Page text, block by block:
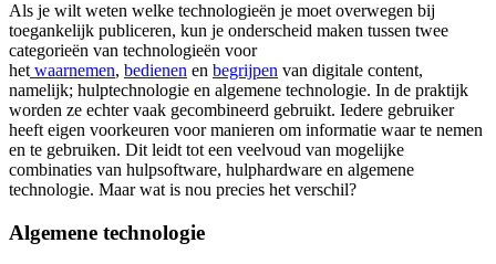
Als je wilt weten welke technologieën je moet overwegen bij
toegankelijk publiceren, kun je onderscheid maken tussen twee
categorieën van technologieën voor
het waarnemen, bedienen en begrijpen van digitale content,
namelijk; hulptechnologie en algemene technologie. In de praktijk
worden ze echter vaak gecombineerd gebruikt. Iedere gebruiker
heeft eigen voorkeuren voor manieren om informatie waar te nemen
en te gebruiken. Dit leidt tot een veelvoud van mogelijke
combinaties van hulpsoftware, hulphardware en algemene
technologie. Maar wat is nou precies het verschil?
Algemene technologie